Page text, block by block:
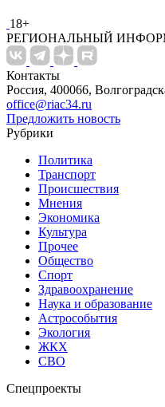
18+
РЕГИОНАЛЬНЫЙ
Контакты
Россия, 400066,
office@riac34.ru
Предложить новость
Рубрики
Политика
Транспорт
Происшествия
Мнения
Экономика
Культура
Прочее
Общество
Спорт
Здравоохранение
Наука и образование
Астрособытия
Экология
ЖКХ
СВО
Спецпроекты